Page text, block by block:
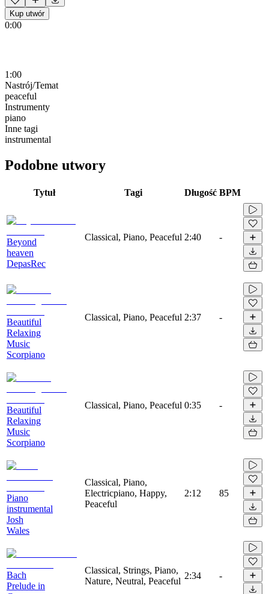
Kup utwór
0:00
1:00
Nastrój/Temat
peaceful
Instrumenty
piano
Inne tagi
instrumental
Podobne utwory
Tytuł Tagi Długość BPM
Beyond
heaven
DepasRec
Classical, Piano, Peaceful 2:40 -
Beautiful
Relaxing
Music
Scorpiano
Classical, Piano, Peaceful 2:37 -
Beautiful
Relaxing
Music
Scorpiano
Classical, Piano, Peaceful 0:35 -
Piano
instrumental
Josh
Wales
Classical, Piano,
Electricpiano, Happy,
Peaceful
2:12 85
Bach
Prelude in
Classical, Strings, Piano,
Nature, Neutral, Peaceful
2:34 -